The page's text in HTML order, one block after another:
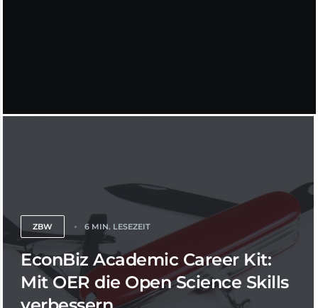
ZBW 6 MIN. LESEZEIT
EconBiz Academic Career Kit:
Mit OER die Open Science Skills